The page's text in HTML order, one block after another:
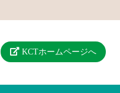
KCTホームページへ